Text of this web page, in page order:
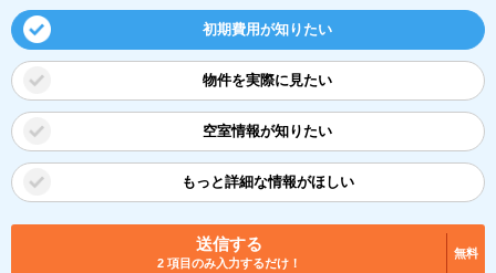
初期費用が知りたい
物件を実際に見たい
空室情報が知りたい
もっと詳細な情報がほしい
送信する
2 項目のみ入力するだけ！
無料